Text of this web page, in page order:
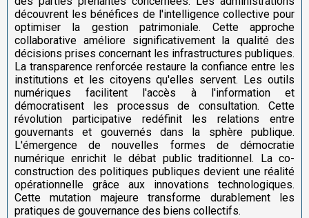
découvrent les bénéfices de l'intelligence collective pour
optimiser la gestion patrimoniale. Cette approche
collaborative améliore significativement la qualité des
décisions prises concernant les infrastructures publiques.
La transparence renforcée restaure la confiance entre les
institutions et les citoyens qu'elles servent. Les outils
numériques facilitent l'accès à l'information et
démocratisent les processus de consultation. Cette
révolution participative redéfinit les relations entre
gouvernants et gouvernés dans la sphère publique.
L'émergence de nouvelles formes de démocratie
numérique enrichit le débat public traditionnel. La co-
construction des politiques publiques devient une réalité
opérationnelle grâce aux innovations technologiques.
Cette mutation majeure transforme durablement les
pratiques de gouvernance des biens collectifs.